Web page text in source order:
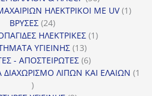
προϊόντα
ΗΛΕΚΤΡΙΚΟΙ ΜΕ UV 11
ΒΡΥΣΕΣ 2424
προϊόντα
ΗΛΕΚΤΡΙΚΕΣ 11
ΥΓΙΕΙΝΗΣ 1313
προϊόντα
- ΑΠΟΣΤΕΙΡΩΤΕΣ 66
προϊόντα
ΔΙΑΧΩΡΙΣΜΟ ΛΙΠΩΝ ΚΑΙ ΕΛΑΙΩΝ 1
1